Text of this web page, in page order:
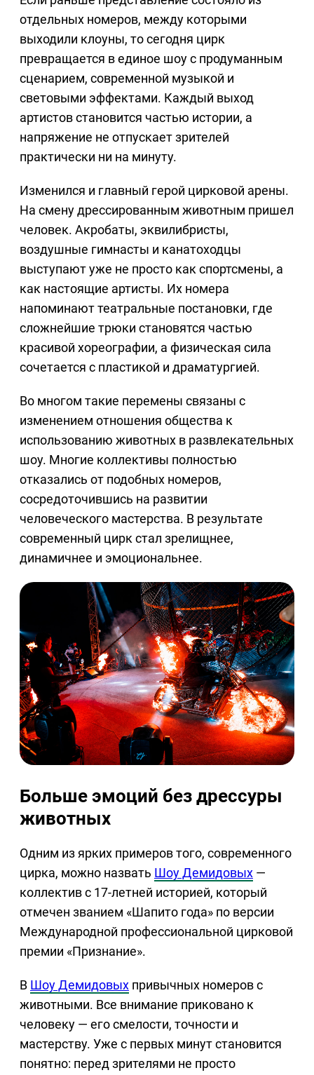
отдельных номеров, между которыми
выходили клоуны, то сегодня цирк
превращается в единое шоу с продуманным
сценарием, современной музыкой и
световыми эффектами. Каждый выход
артистов становится частью истории, а
напряжение не отпускает зрителей
практически ни на минуту.
Изменился и главный герой цирковой арены.
На смену дрессированным животным пришел
человек. Акробаты, эквилибристы,
воздушные гимнасты и канатоходцы
выступают уже не просто как спортсмены, а
как настоящие артисты. Их номера
напоминают театральные постановки, где
сложнейшие трюки становятся частью
красивой хореографии, а физическая сила
сочетается с пластикой и драматургией.
Во многом такие перемены связаны с
изменением отношения общества к
использованию животных в развлекательных
шоу. Многие коллективы полностью
отказались от подобных номеров,
сосредоточившись на развитии
человеческого мастерства. В результате
современный цирк стал зрелищнее,
динамичнее и эмоциональнее.
Больше эмоций без дрессуры
животных
Одним из ярких примеров того, современного
цирка, можно назвать Шоу Демидовых —
коллектив с 17-летней историей, который
отмечен званием «Шапито года» по версии
Международной профессиональной цирковой
премии «Признание».
В Шоу Демидовых привычных номеров с
животными. Все внимание приковано к
человеку — его смелости, точности и
мастерству. Уже с первых минут становится
понятно: перед зрителями не просто